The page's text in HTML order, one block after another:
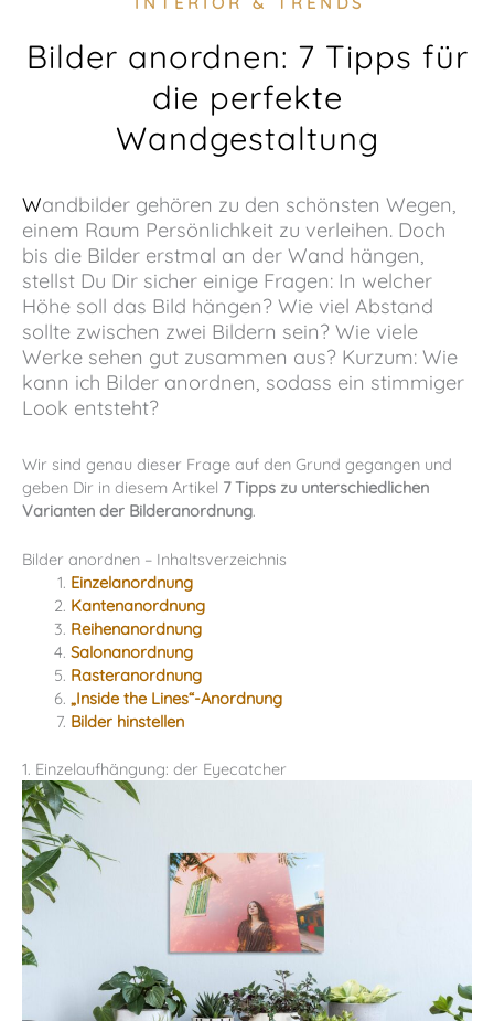
Bilder anordnen: 7 Tipps für
die perfekte
Wandgestaltung
Wandbilder gehören zu den schönsten Wegen,
einem Raum Persönlichkeit zu verleihen. Doch
bis die Bilder erstmal an der Wand hängen,
stellst Du Dir sicher einige Fragen: In welcher
Höhe soll das Bild hängen? Wie viel Abstand
sollte zwischen zwei Bildern sein? Wie viele
Werke sehen gut zusammen aus? Kurzum: Wie
kann ich Bilder anordnen, sodass ein stimmiger
Look entsteht?
Wir sind genau dieser Frage auf den Grund gegangen und
geben Dir in diesem Artikel 7 Tipps zu unterschiedlichen
Varianten der Bilderanordnung.
Bilder anordnen – Inhaltsverzeichnis
Einzelanordnung
Kantenanordnung
Reihenanordnung
Salonanordnung
Rasteranordnung
„Inside the Lines“-Anordnung
Bilder hinstellen
1. Einzelaufhängung: der Eyecatcher